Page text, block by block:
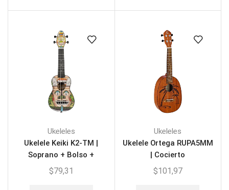
Ukeleles
Ukelele Keiki K2-TM |
Soprano + Bolso +
Afinador
$79,31
Ukeleles
Ukelele Ortega RUPA5MM
| Cocierto
$101,97